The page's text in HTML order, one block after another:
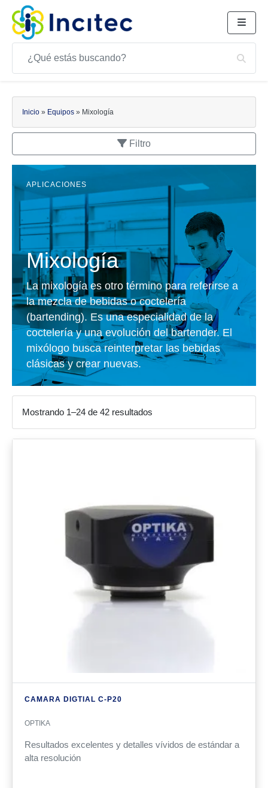
Buscar
Buscar
Inicio » Equipos » Mixología
Filtro
APLICACIONES
Mixología
La mixología es otro término para referirse a
la mezcla de bebidas o coctelería
(bartending). Es una especialidad de la
coctelería y una evolución del bartender. El
mixólogo busca reinterpretar las bebidas
clásicas y crear nuevas.
Mostrando 1–24 de 42 resultados
CAMARA DIGTIAL C-P20
OPTIKA
Resultados excelentes y detalles vívidos de estándar a
alta resolución